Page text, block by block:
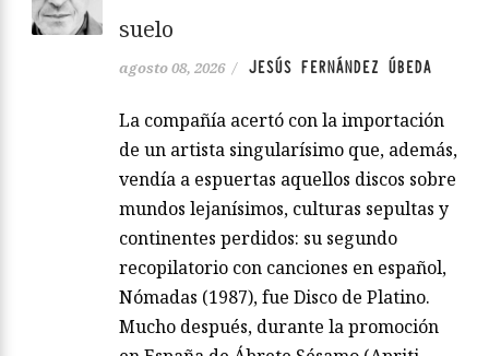
suelo
agosto 08, 2026 / JESÚS FERNÁNDEZ ÚBEDA
La compañía acertó con la importación
de un artista singularísimo que, además,
vendía a espuertas aquellos discos sobre
mundos lejanísimos, culturas sepultas y
continentes perdidos: su segundo
recopilatorio con canciones en español,
Nómadas (1987), fue Disco de Platino.
Mucho después, durante la promoción